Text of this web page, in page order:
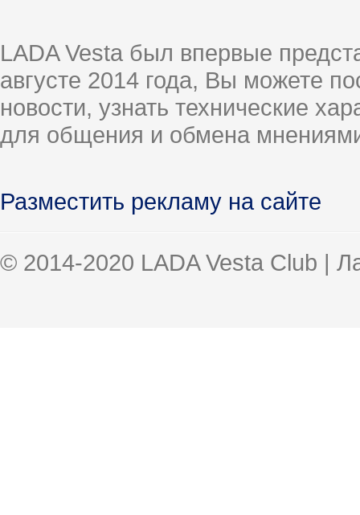
LADA Vesta был впервые
августе 2014 года, Вы можете
новости, узнать технические
для общения и обмена
Разместить рекламу на сайте
© 2014-2020 LADA Vesta Club |